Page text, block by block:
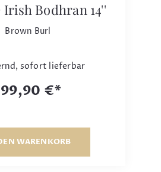
Irish Bodhran 14''
Brown Burl
sofort lieferbar
€*
WARENKORB